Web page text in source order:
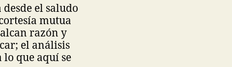
el saludo
mutua
razón y
el análisis
que aquí se